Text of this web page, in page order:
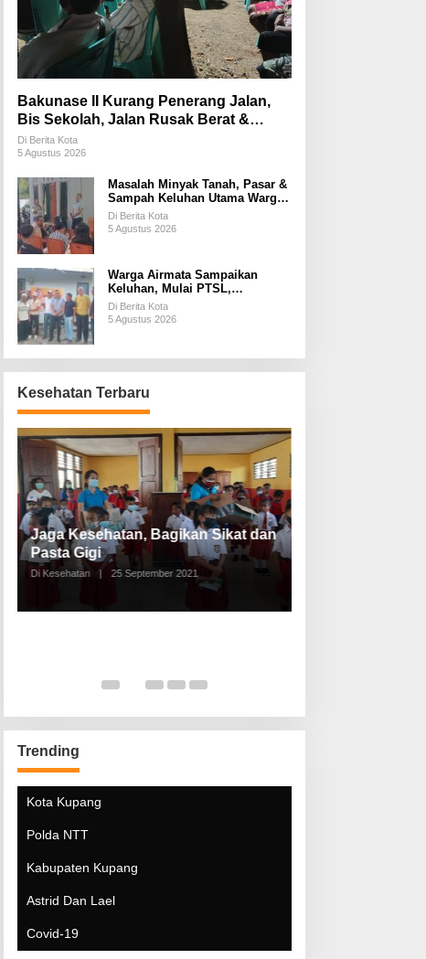
Bakunase II Kurang Penerang Jalan,
Bis Sekolah, Jalan Rusak Berat &
Susah Pupuk Subsidi
Di Berita Kota
5 Agustus 2026
Masalah Minyak Tanah, Pasar &
Sampah Keluhan Utama Warga
Airnona
Di Berita Kota
5 Agustus 2026
Warga Airmata Sampaikan
Keluhan, Mulai PTSL,
Ketersediaan Minyak Tanah &
Lahan Pemakaman
Di Berita Kota
5 Agustus 2026
Kesehatan Terbaru
Jaga Kesehatan, Bagikan Sikat dan
Pasta Gigi
Di Kesehatan | 25 September 2021
Polda NTT
Kabupaten Kupang
Astrid Dan Lael
Covid-19